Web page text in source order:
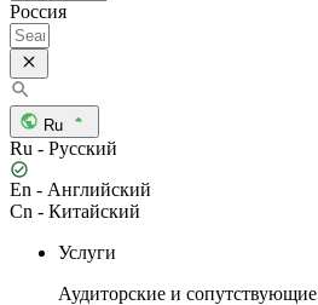
Россия
Ru
Ru - Русский
En - Английский
Cn - Китайский
Услуги
Аудиторские и